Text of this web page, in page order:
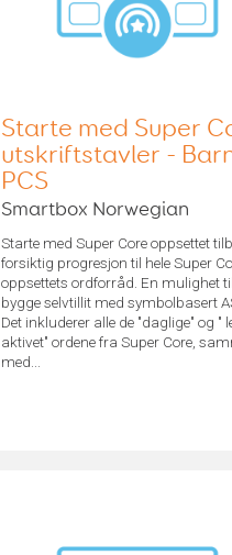
Starte med Super
utskriftstavler -
PCS
Smartbox Norwegian
Starte med Super Core oppsettet
forsiktig progresjon til hele Super
oppsettets ordforråd. En mulighet
bygge selvtillit med symbolbasert
Det inkluderer alle de "daglige" og "
aktivet" ordene fra Super Core,
med...